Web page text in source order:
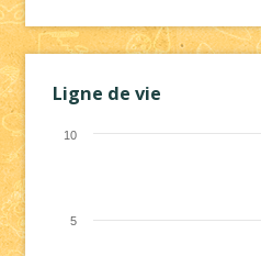
Ligne de vie
5
10